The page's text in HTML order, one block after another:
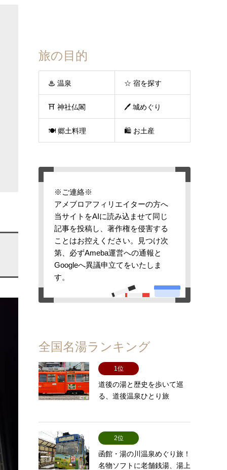
旅の目的
♨ 温泉 ☆ 宿を探す
⛩ 神社仏閣 🖊 城めぐり
🍽 郷土料理 🛍 お土産
※ご連絡※
アメブロアフィリエイターの方へ
当サイトをAIに読み込ませて同じ
記事を投稿し、著作権を侵害する
ことはお控えください。見つけ次
第、必ずAmeba運営への通報と
Googleへ異議申立てをいたしま
す。
全国名湯ランキング
1位
道後の湯と歴史を歩いて巡
る、道後温泉ひとり旅
2位
函館・湯の川温泉めぐり旅！
名物ソフトに老舗銭湯、湯上